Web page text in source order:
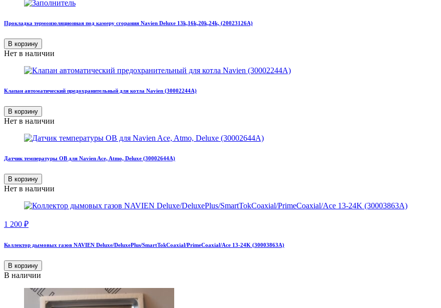
Прокладка термоизоляционная под камеру сгорания Navien Deluxe 13k,16k,20k,24k, (20023126А)
В корзину
Нет в наличии
Клапан автоматический предохранительный для котла Navien (30002244A)
В корзину
Нет в наличии
Датчик температуры ОВ для Navien Ace, Atmo, Deluxe (30002644A)
В корзину
Нет в наличии
1 200 ₽
Коллектор дымовых газов NAVIEN Deluxe/DeluxePlus/SmartTokCoaxial/PrimeCoaxial/Ace 13-24K (30003863A)
В корзину
В наличии